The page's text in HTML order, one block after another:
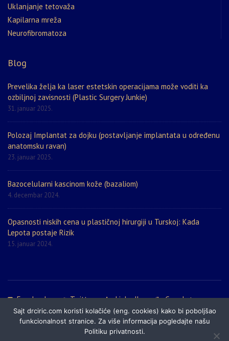
Uklanjanje tetovaža
Kapilarna mreža
Neurofibromatoza
Blog
Prevelika želja ka laser estetskin operacijama može voditi ka
ozbiljnoj zavisnosti (Plastic Surgery Junkie)
31. januar 2025.
Polozaj Implantat za dojku (postavljanje implantata u određenu
anatomsku ravan)
23. januar 2025.
Bazocelularni kascinom kože (bazaliom)
4. decembar 2024.
Opasnosti niskih cena u plastičnoj hirurgiji u Turskoj: Kada
Lepota postaje Rizik
15. januar 2024.
Facebook Twitter LinkedIn
Google+
Politika privatnosti
Prijatelji sajta Mapa sajta
Sajt drciric.com koristi kolačiće (eng. cookies) kako bi poboljšao
funkcionalnost stranice. Za više informacija pogledajte našu
Politiku privatnosti.